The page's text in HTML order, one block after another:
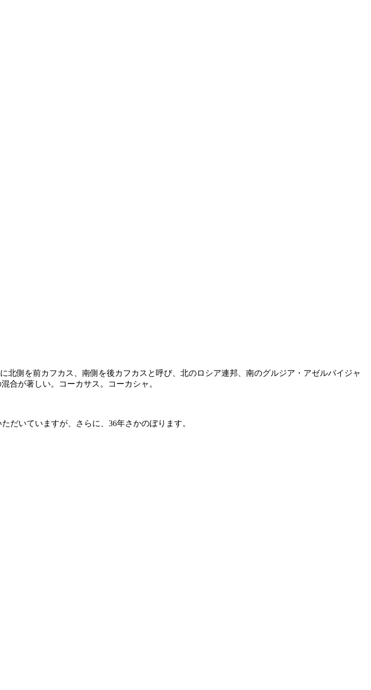
北側を前カフカス、南側を後カフカスと呼び、北のロシア連邦、南のグルジア・アゼルバイジャ
合が著しい。コーカサス。コーカシャ。
だいていますが、さらに、36年さかのぼります。